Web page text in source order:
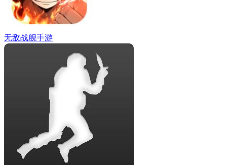
无敌战舰手游